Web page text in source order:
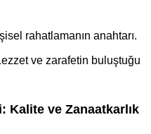
rahatlamanın anahtarı.
ve zarafetin buluştuğu
Kalite ve Zanaatkarlık